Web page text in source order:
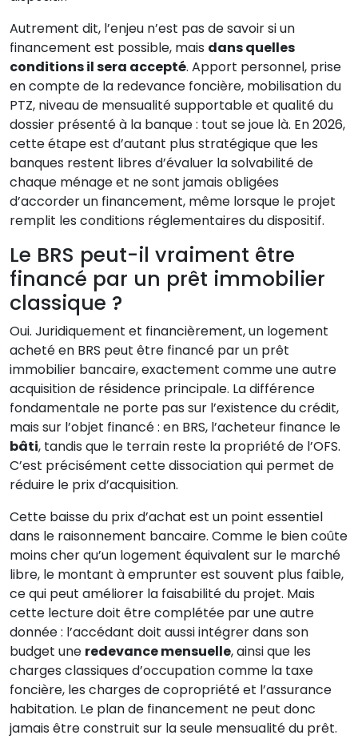
Autrement dit, l’enjeu n’est pas de savoir si un
financement est possible, mais dans quelles
conditions il sera accepté. Apport personnel, prise
en compte de la redevance foncière, mobilisation du
PTZ, niveau de mensualité supportable et qualité du
dossier présenté à la banque : tout se joue là. En 2026,
cette étape est d’autant plus stratégique que les
banques restent libres d’évaluer la solvabilité de
chaque ménage et ne sont jamais obligées
d’accorder un financement, même lorsque le projet
remplit les conditions réglementaires du dispositif.
Le BRS peut-il vraiment être
financé par un prêt immobilier
classique ?
Oui. Juridiquement et financièrement, un logement
acheté en BRS peut être financé par un prêt
immobilier bancaire, exactement comme une autre
acquisition de résidence principale. La différence
fondamentale ne porte pas sur l’existence du crédit,
mais sur l’objet financé : en BRS, l’acheteur finance le
bâti, tandis que le terrain reste la propriété de l’OFS.
C’est précisément cette dissociation qui permet de
réduire le prix d’acquisition.
Cette baisse du prix d’achat est un point essentiel
dans le raisonnement bancaire. Comme le bien coûte
moins cher qu’un logement équivalent sur le marché
libre, le montant à emprunter est souvent plus faible,
ce qui peut améliorer la faisabilité du projet. Mais
cette lecture doit être complétée par une autre
donnée : l’accédant doit aussi intégrer dans son
budget une redevance mensuelle, ainsi que les
charges classiques d’occupation comme la taxe
foncière, les charges de copropriété et l’assurance
habitation. Le plan de financement ne peut donc
jamais être construit sur la seule mensualité du prêt.